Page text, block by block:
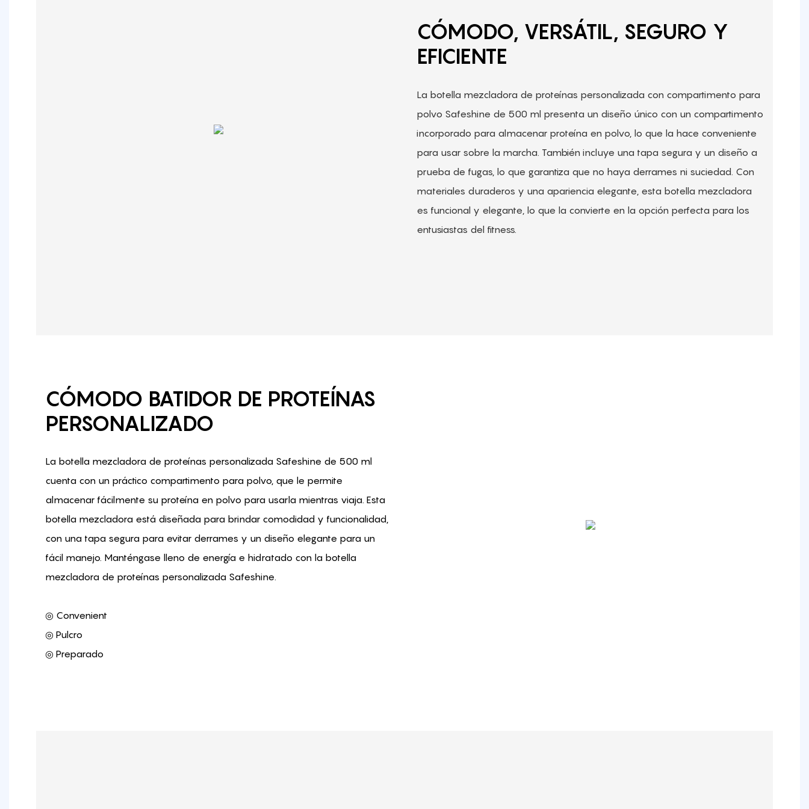
CÓMODO, VERSÁTIL, SEGURO Y
EFICIENTE
La botella mezcladora de proteínas personalizada con compartimento para
polvo Safeshine de 500 ml presenta un diseño único con un compartimento
incorporado para almacenar proteína en polvo, lo que la hace conveniente
para usar sobre la marcha. También incluye una tapa segura y un diseño a
prueba de fugas, lo que garantiza que no haya derrames ni suciedad. Con
materiales duraderos y una apariencia elegante, esta botella mezcladora
es funcional y elegante, lo que la convierte en la opción perfecta para los
entusiastas del fitness.
CÓMODO BATIDOR DE PROTEÍNAS
PERSONALIZADO
La botella mezcladora de proteínas personalizada Safeshine de 500 ml
cuenta con un práctico compartimento para polvo, que le permite
almacenar fácilmente su proteína en polvo para usarla mientras viaja. Esta
botella mezcladora está diseñada para brindar comodidad y funcionalidad,
con una tapa segura para evitar derrames y un diseño elegante para un
fácil manejo. Manténgase lleno de energía e hidratado con la botella
mezcladora de proteínas personalizada Safeshine.
◎ Convenient
◎ Pulcro
◎ Preparado